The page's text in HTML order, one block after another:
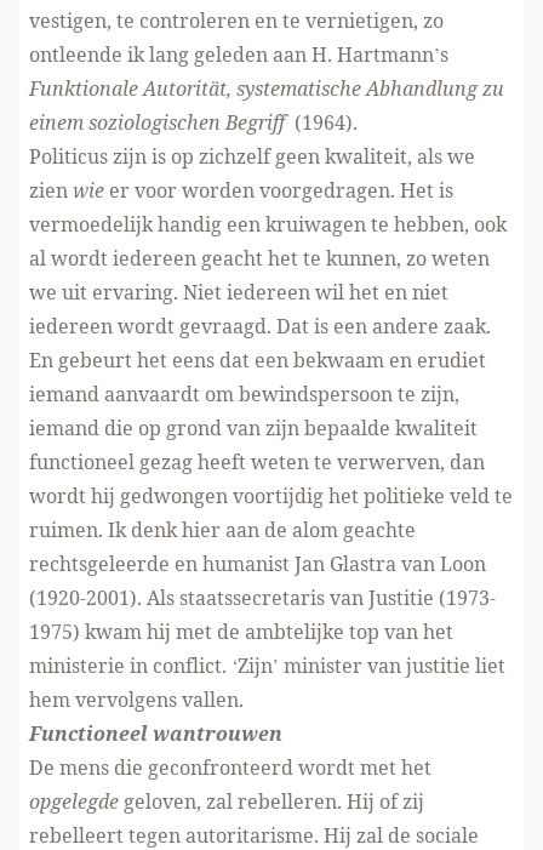
vestigen, te controleren en te vernietigen, zo
ontleende ik lang geleden aan H. Hartmann’s
Funktionale Autorität, systematische Abhandlung zu
einem soziologischen Begriff(1964).
Politicus zijn is op zichzelf geen kwaliteit, als we
zienwie er voor worden voorgedragen. Het is
vermoedelijk handig een kruiwagen te hebben, ook
al wordt iedereen geacht het te kunnen, zo weten
we uit ervaring. Niet iedereen wil het en niet
iedereen wordt gevraagd. Dat is een andere zaak.
En gebeurt het eens dat een bekwaam en erudiet
iemand aanvaardt om bewindspersoon te zijn,
iemand die op grond van zijn bepaalde kwaliteit
functioneel gezag heeft weten te verwerven, dan
wordt hij gedwongen voortijdig het politieke veld te
ruimen. Ik denk hier aan de alom geachte
rechtsgeleerde en humanist Jan Glastra van Loon
(1920-2001). Als staatssecretaris van Justitie (1973-
1975) kwam hij met de ambtelijke top van het
ministerie in conflict. ‘Zijn’ minister van justitie liet
hem vervolgens vallen.
Functioneel wantrouwen
De mens die geconfronteerd wordt met het
opgelegde geloven, zal rebelleren. Hij of zij
rebelleert tegen autoritarisme. Hij zal de sociale